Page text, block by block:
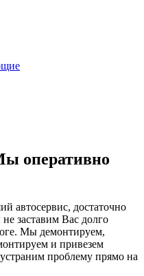
оперативно
автосервис, достаточно
заставим Вас долго
Мы демонтируем,
и привезем
проблему прямо на